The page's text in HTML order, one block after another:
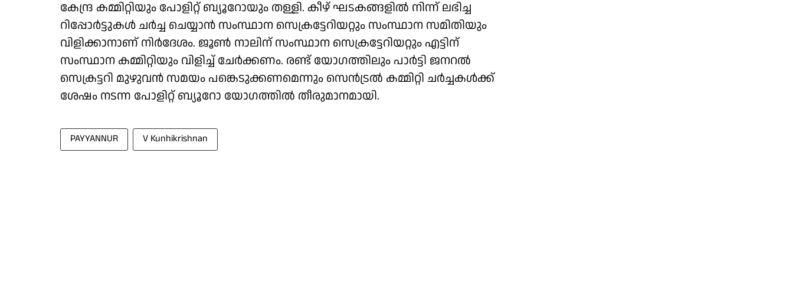
കേന്ദ്ര കമ്മിറ്റിയും പോളിറ്റ് ബ്യൂറോയും തള്ളി. കീഴ് ഘടകങ്ങളിൽ നിന്ന് ലഭിച്ച
റിപ്പോർട്ടുകൾ ചർച്ച ചെയ്യാൻ സംസ്ഥാന സെക്രട്ടേറിയറ്റും സംസ്ഥാന സമിതിയും
വിളിക്കാനാണ് നിർദേശം. ജൂൺ നാലിന് സംസ്ഥാന സെക്രട്ടേറിയറ്റും എട്ടിന്
സംസ്ഥാന കമ്മിറ്റിയും വിളിച്ച് ചേർക്കണം. രണ്ട് യോഗത്തിലും പാർട്ടി ജനറൽ
സെക്രട്ടറി മുഴുവൻ സമയം പങ്കെടുക്കണമെന്നും സെൻട്രൽ കമ്മിറ്റി ചർച്ചകൾക്ക്
ശേഷം നടന്ന പോളിറ്റ് ബ്യൂറോ യോ​ഗത്തിൽ തീരുമാനമായി.
PAYYANNUR V Kunhikrishnan